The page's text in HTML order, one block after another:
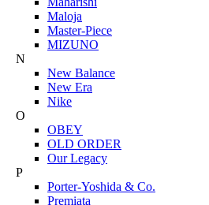
Maloja
Master-Piece
MIZUNO
N
New Balance
New Era
Nike
O
OBEY
OLD ORDER
Our Legacy
P
Porter-Yoshida & Co.
Premiata